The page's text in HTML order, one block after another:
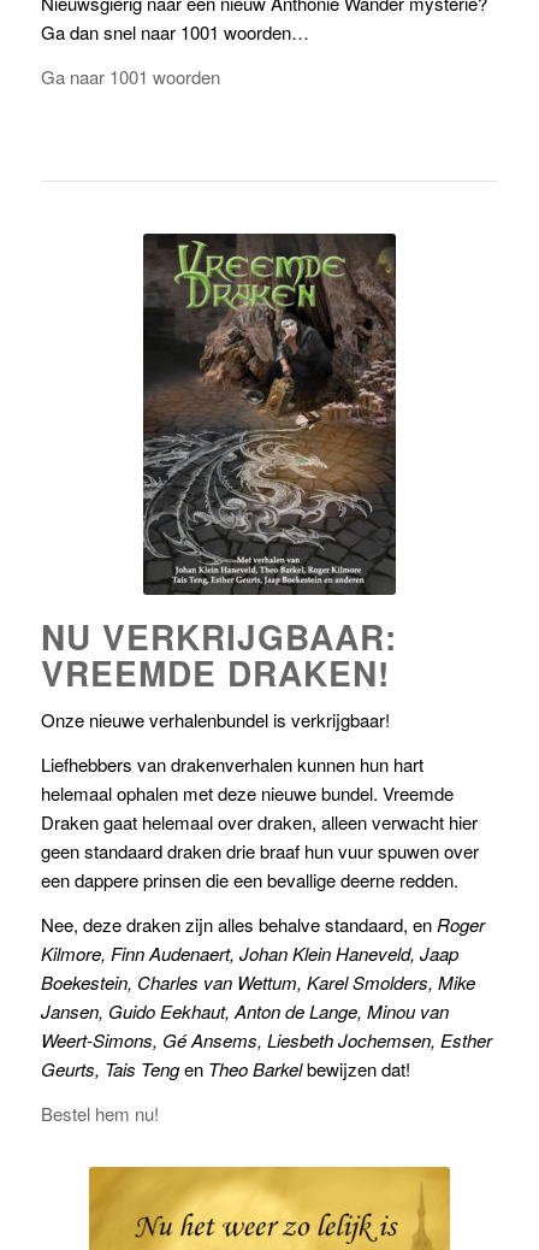
Nieuwsgierig naar een nieuw Anthonie Wander mysterie?
NU VERKRIJGBAAR:
VREEMDE DRAKEN!
Onze nieuwe verhalenbundel is verkrijgbaar!
Liefhebbers van drakenverhalen kunnen hun hart
helemaal ophalen met deze nieuwe bundel. Vreemde
Draken gaat helemaal over draken, alleen verwacht hier
geen standaard draken drie braaf hun vuur spuwen over
een dappere prinsen die een bevallige deerne redden.
Nee, deze draken zijn alles behalve standaard, en
Roger
Kilmore, Finn Audenaert, Johan Klein Haneveld, Jaap
Boekestein, Charles van Wettum, Karel Smolders, Mike
Jansen, Guido Eekhaut, Anton de Lange, Minou van
Weert-Simons, Gé Ansems, Liesbeth Jochemsen, Esther
Geurts, Tais Teng
bewijzen dat!